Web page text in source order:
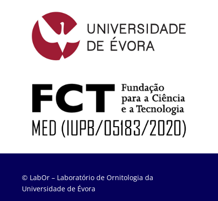
© LabOr – Laboratório de Ornitologia da
Universidade de Évora